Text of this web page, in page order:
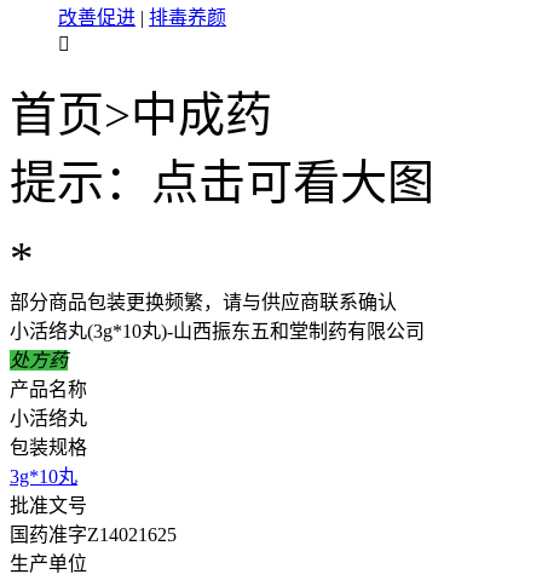
改善促进 | 排毒养颜

首页>中成药
提示：点击可看大图
*
部分商品包装更换频繁，请与供应商联系确认
小活络丸(3g*10丸)-山西振东五和堂制药有限公司
处方药
产品名称
小活络丸
包装规格
3g*10丸
批准文号
国药准字Z14021625
生产单位